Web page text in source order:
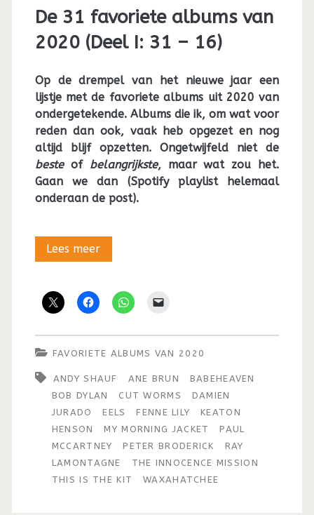
De 31 favoriete albums van
2020 (Deel I: 31 – 16)
Op de drempel van het nieuwe jaar een
lijstje met de favoriete albums uit 2020 van
ondergetekende. Albums die ik, om wat voor
reden dan ook, vaak heb opgezet en nog
altijd blijf opzetten. Ongetwijfeld niet de
beste of belangrijkste, maar wat zou het.
Gaan we dan (Spotify playlist helemaal
onderaan de post).
Lees meerDe
favoriete
van
2020
(Deel
I:
31
–
FAVORIETE ALBUMS VAN 2020
ANDY SHAUF ANE BRUN
BABEHEAVEN
BOB DYLAN
CUT WORMS
DAMIEN
JURADO
EELS FENNE LILY
KEATON
HENSON
MY MORNING JACKET
PAUL
MCCARTNEY
PETER BRODERICK
RAY
LAMONTAGNE
THE INNOCENCE MISSION
THIS IS THE KIT
WAXAHATCHEE